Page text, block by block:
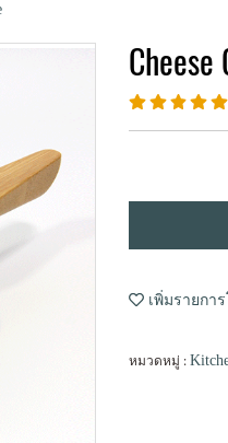
เพิ่มรายกา
หมวดหมู่ :